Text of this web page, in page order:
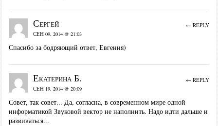
Сергей
СЕН 09, 2014 @ 21:03
Спасибо за бодряющий ответ, Евгения)
← REPLY
Екатерина Б.
СЕН 19, 2014 @ 20:09
Совет, так совет... Да, согласна, в современном мире одной
информатикой Звуковой вектор не наполнить. Надо идти дальше и
развиваться...
← REPLY